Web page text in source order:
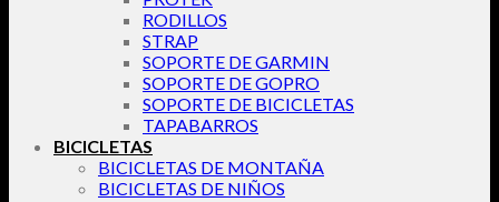
RODILLOS
STRAP
SOPORTE DE GARMIN
SOPORTE DE GOPRO
SOPORTE DE BICICLETAS
TAPABARROS
BICICLETAS
BICICLETAS DE MONTAÑA
BICICLETAS DE NIÑOS